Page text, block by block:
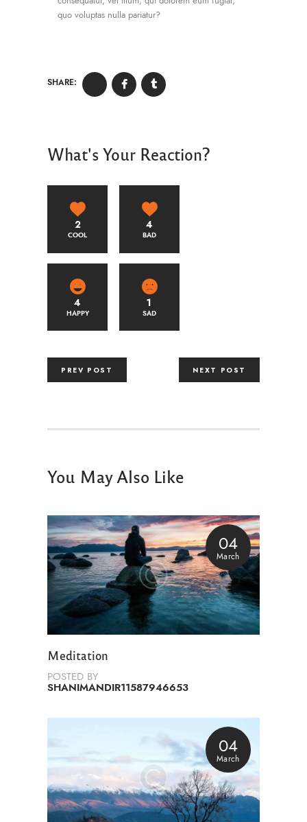
quo voluptas nulla pariatur?
SHARE:
What's Your Reaction?
2
COOL
4
BAD
4
HAPPY
1
SAD
PREV POST NEXT POST
You May Also Like
04
March
Meditation
POSTED BY
SHANIMANDIR11587946653
04
March